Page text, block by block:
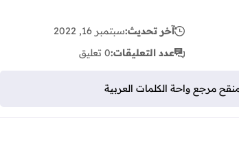
آخر تحديث:سبتمبر 16, 2022
عدد التعليقات:0 تعليق
مرجع واحة الكلمات العربية